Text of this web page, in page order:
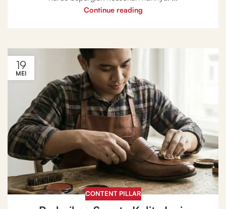
Continue reading
19
MEI
CONTENT PILLAR